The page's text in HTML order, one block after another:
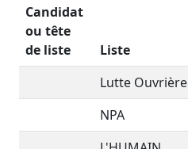
Candidat
ou tête
de liste
Liste
Lutte Ouvrière
NPA